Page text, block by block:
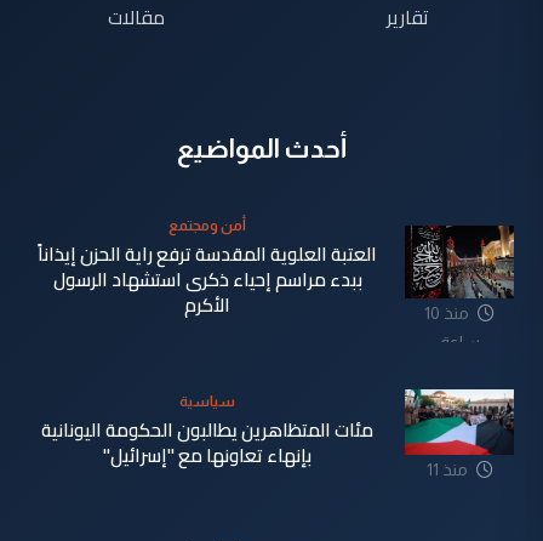
تقارير
مقالات
أحدث المواضيع
منذ 10
ساعة
أمن ومجتمع
العتبة العلوية المقدسة ترفع راية الحزن إيذاناً
ببدء مراسم إحياء ذكرى استشهاد الرسول
الأكرم
منذ 11
سياسية
مئات المتظاهرين يطالبون الحكومة اليونانية
بإنهاء تعاونها مع "إسرائيل"